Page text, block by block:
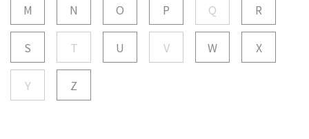
M N O P Q R
S T U V W X
Y Z